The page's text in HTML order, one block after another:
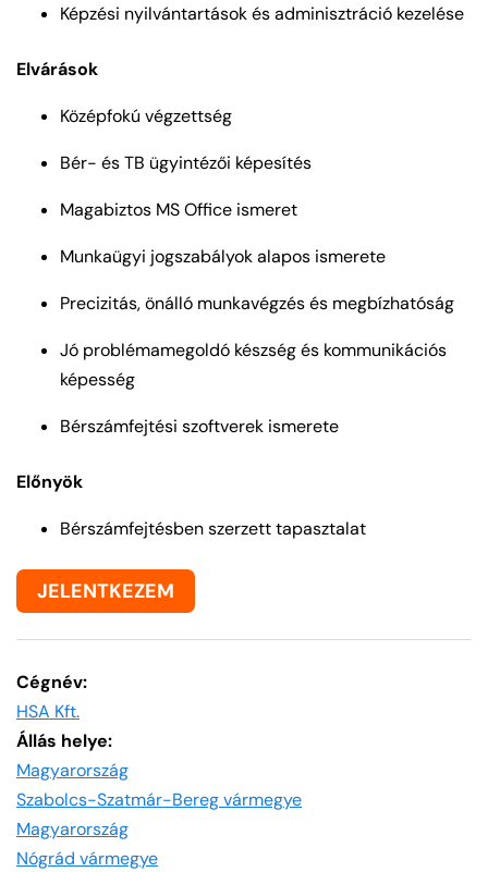
Képzési nyilvántartások és adminisztráció kezelése
Elvárások
Középfokú végzettség
Bér- és TB ügyintézői képesítés
Magabiztos MS Office ismeret
Munkaügyi jogszabályok alapos ismerete
Precizitás, önálló munkavégzés és megbízhatóság
Jó problémamegoldó készség és kommunikációs
képesség
Bérszámfejtési szoftverek ismerete
Előnyök
Bérszámfejtésben szerzett tapasztalat
JELENTKEZEM
Cégnév:
HSA Kft.
Állás helye:
Magyarország
Szabolcs-Szatmár-Bereg vármegye
Magyarország
Nógrád vármegye